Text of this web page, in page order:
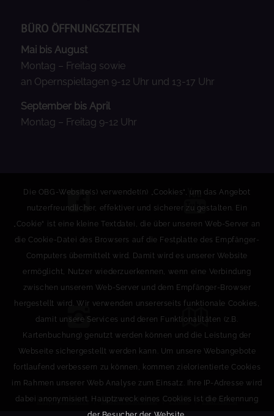
BÜRO ÖFFNUNGSZEITEN
Mai bis August
Montag – Freitag sowie
an Opernspieltagen 9-12 Uhr und 13-17 Uhr
September bis April
Montag – Freitag 9-12 Uhr
Impressum |Datenschutz|AGB|Karriere
Die OBG-Website(s) verwendet(n) „Cookies“, um das Angebot
nutzerfreundlicher, effektiver und sicherer zu gestalten. Ein
„Cookie“ ist eine kleine Textdatei, die über unseren Web-Server an
die Cookie-Datei des Browsers auf die Festplatte des Empfänger-
Computers übermittelt wird. Damit wird es unserer Website
ermöglicht, Nutzer wiederzuerkennen, wenn eine Verbindung
zwischen unserem Web-Server und dem Empfänger-Browser
hergestellt wird. Wir verwenden unsererseits funktionale Cookies,
damit unsere Services und deren Funktionalitäten (z.B.
Kartenbuchung) genutzt werden können und die Leistung der
Webseite sichergestellt werden kann. Um unsere Webangebote
fortlaufend verbessern zu können, kommen zielorientierte Cookies
im Rahmen unserer Web Analyse zum Einsatz. Ihre IP-Adresse wird
dabei anonymisiert. Hauptzweck eines Cookies ist die Erkennung